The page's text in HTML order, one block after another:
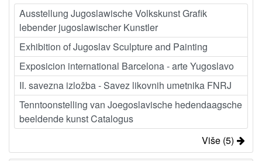
Ausstellung Jugoslawische Volkskunst Grafik
lebender jugoslawischer Kunstler
Exhibition of Jugoslav Sculpture and Painting
Exposicion international Barcelona - arte Yugoslavo
II. savezna izložba - Savez likovnih umetnika FNRJ
Tenntoonstelling van Joegoslavische hedendaagsche
beeldende kunst Catalogus
Više (5)